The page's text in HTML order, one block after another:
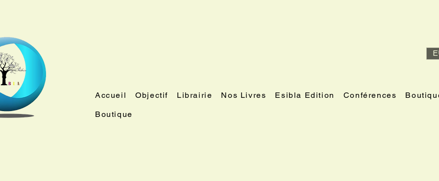
Accueil Objectif Librairie Nos Livres Esibla Edition Conférences
Boutique